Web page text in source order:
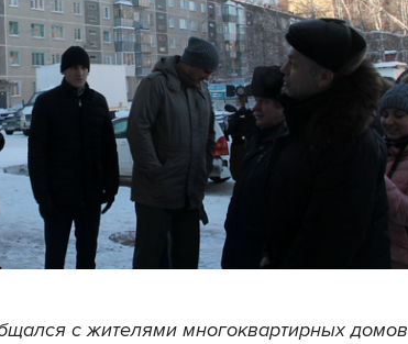
с жителями многоквартирных домов